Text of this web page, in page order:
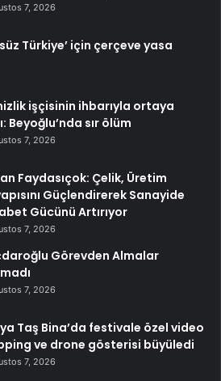
7, 2026
Türkiye’ için çerçeve yasa
işçisinin ihbarıyla ortaya
Beyoğlu’nda sır ölüm
7, 2026
Faydasıçok: Çelik, Üretim
Güçlendirerek Sanayide
Gücünü Artırıyor
7, 2026
Görevden Almalar
7, 2026
Taş Bina’da festivale özel video
ve drone gösterisi büyüledi
7, 2026